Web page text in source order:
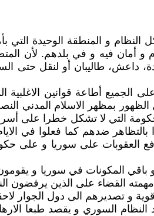
النظام و المنطقة الوحيدة
و أمان فيه و في بلدهم. لأن
داعش، طاليبان أو لنقل حتى
أطاعة قوانين الاغلبية
الظهور بمظهر الاسلام المدني
التي لا تشكل خطرا على
ضدهم كما فعلوا في
العقوبات على سوريا و على
و باقي المكونات في سوريا و
القضاء على الذين يرفضون
و تصديرهم الى دول الجوار
النظام السوري و يقصد طبعا